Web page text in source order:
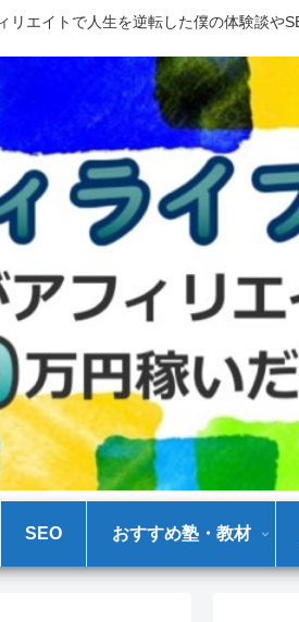
エイトで人生を逆転した僕の体験談や
SEO おすすめ塾・教材